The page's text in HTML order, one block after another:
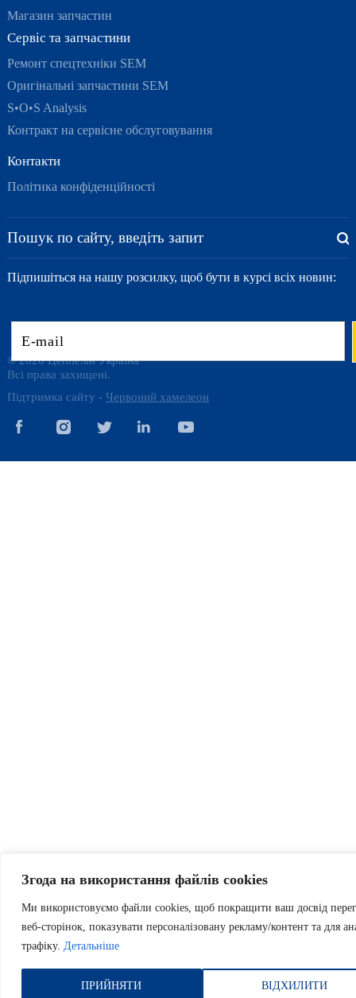
Згода на використання файлів cookies
Ми використовуємо файли cookies, щоб покращити ваш досвід
веб-сторінок, показувати персоналізовану рекламу/контент та для
трафіку. Детальніше
ВІДХИЛИТИ
ПРИЙНЯТИ
Магазин запчастин
Сервіс та запчастини
Ремонт спецтехніки SEM
Оригінальні запчастини SEM
S•O•S Analysis
Контракт на сервісне обслуговування
Контакти
Політика конфіденційності
Підпишіться на нашу розсилку, щоб бути в курсі всіх новин:
© 2026 Цеппелін Україна
Всі права захищені.
Підтримка сайту - Червоний хамелеон